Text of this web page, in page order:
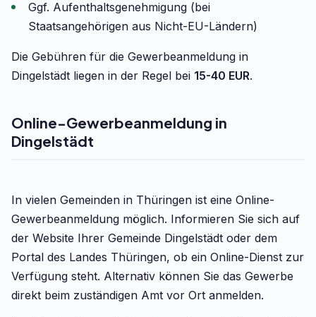
Ggf. Aufenthaltsgenehmigung (bei
Staatsangehörigen aus Nicht-EU-Ländern)
Die Gebühren für die Gewerbeanmeldung in
Dingelstädt liegen in der Regel bei 15-40 EUR.
Online-Gewerbeanmeldung in
Dingelstädt
In vielen Gemeinden in Thüringen ist eine Online-
Gewerbeanmeldung möglich. Informieren Sie sich auf
der Website Ihrer Gemeinde Dingelstädt oder dem
Portal des Landes Thüringen, ob ein Online-Dienst zur
Verfügung steht. Alternativ können Sie das Gewerbe
direkt beim zuständigen Amt vor Ort anmelden.